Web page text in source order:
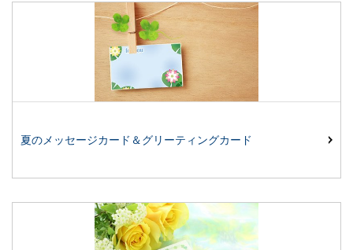
夏のメッセージカード＆グリーティングカード